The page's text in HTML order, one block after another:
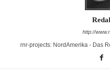
http://
rnr-projects: NordAmerika - Das